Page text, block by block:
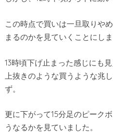
この時点で買いは一旦取りや
まるのかを見ていくことにしま
13時頃下げ止まった感じにも
上抜きのような買うような兆
ず。
更に下がって15分足のピーク
うなるかを見ていました。